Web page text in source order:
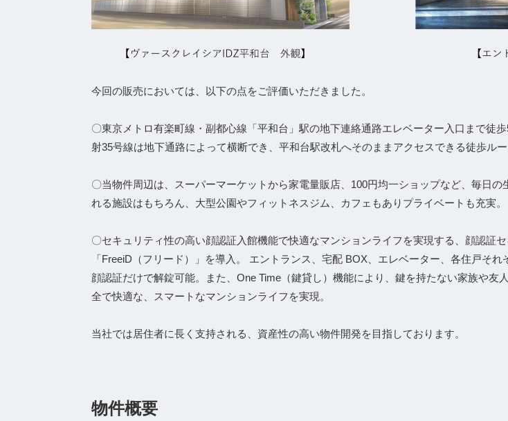
今回の販売においては、以下の点をご評価いただきました。
〇東京メトロ有楽町線・副都心線「平和台」駅の地下連絡通路エレベーター入口まで徒
射35号線は地下通路によって横断でき、平和台駅改札へそのままアクセスできる徒歩ルー
〇当物件周辺は、スーパーマーケットから家電量販店、100円均一ショップなど、毎日の
れる施設はもちろん、大型公園やフィットネスジム、カフェもありプライベートも充実。
〇セキュリティ性の高い顔認証入館機能で快適なマンションライフを実現する、顔認証
「FreeiD（フリード）」を導入。 エントランス、宅配 BOX、エレベーター、各住戸そ
顔認証だけで解錠可能。また、One Time（鍵貸し）機能により、鍵を持たない家族や友
全で快適な、スマートなマンションライフを実現。
当社では居住者に長く支持される、資産性の高い物件開発を目指しております。
物件概要